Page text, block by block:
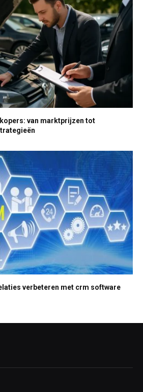
van marktprijzen tot
verbeteren met crm software